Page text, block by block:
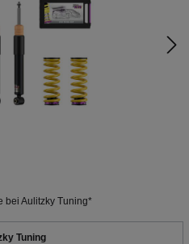
bei Aulitzky Tuning*
Tuning